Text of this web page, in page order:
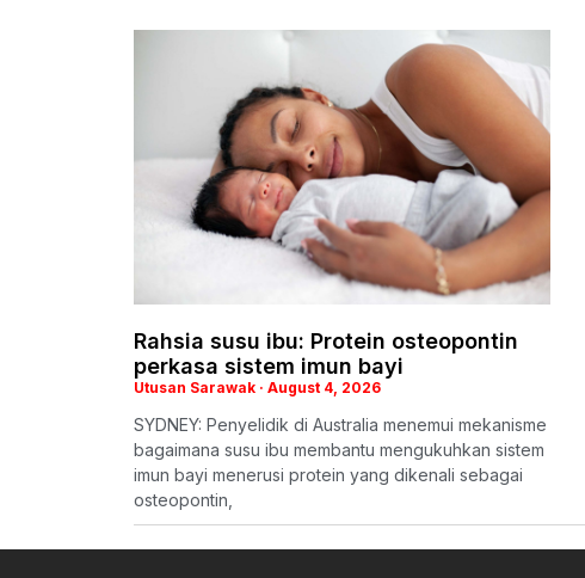
Rahsia susu ibu: Protein osteopontin
perkasa sistem imun bayi
Utusan Sarawak August 4, 2026
SYDNEY: Penyelidik di Australia menemui mekanisme
bagaimana susu ibu membantu mengukuhkan sistem
imun bayi menerusi protein yang dikenali sebagai
osteopontin,